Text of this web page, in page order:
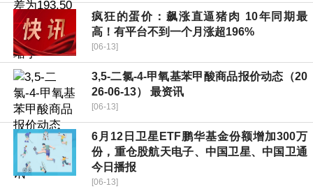
疯狂的蛋价：飙涨直逼猪肉 10年同期最
高！有平台不到一个月涨超196%
[06-13]
3,5-二氯-4-甲氧基苯甲酸商品报价动态（20
26-06-13） 最资讯
[06-13]
6月12日卫星ETF鹏华基金份额增加300万
份，重仓股航天电子、中国卫星、中国卫通
今日播报
[06-13]